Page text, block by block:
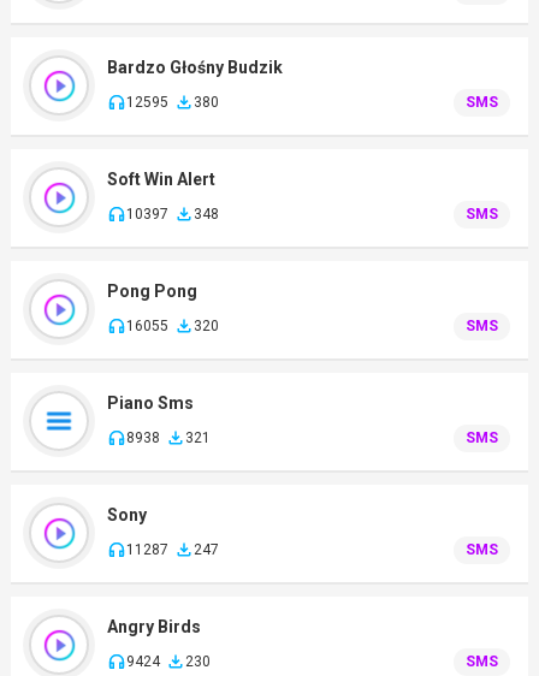
Bardzo Głośny Budzik
12595 380 SMS
Soft Win Alert
10397 348 SMS
Pong Pong
16055 320 SMS
Piano Sms
8938 321 SMS
Sony
11287 247 SMS
Angry Birds
9424 230 SMS